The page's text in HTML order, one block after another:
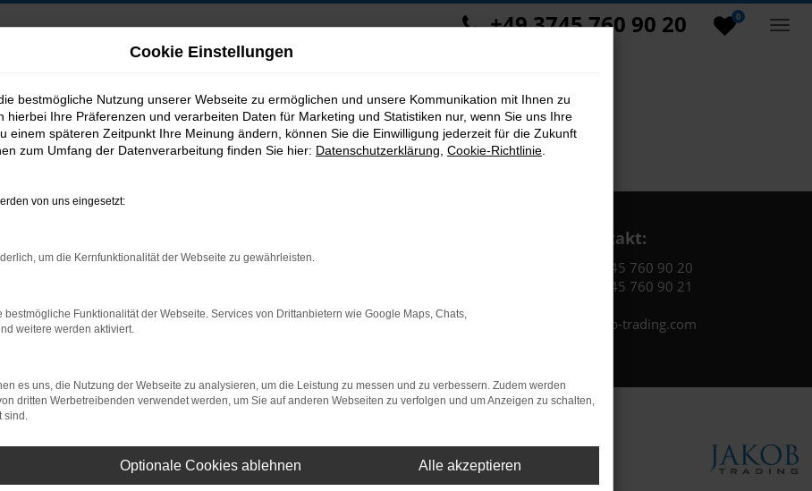
0
+49 3745 760 90 20
B2B-Shop
Jakob Trading GmbH
D-08223 Neustadt/Vogtland
Kontakt:
Tel.: +49 3745 760 90 20
Fax: +49 3745 760 90 21
Mail: fj@jakob-trading.com
| fj@jakob-trading.com |Webdesign by audaris.de
Cookie Einstellungen
bestmögliche Nutzung unserer Webseite zu ermöglichen und unsere Kommunikation mit Ihnen zu
hierbei Ihre Präferenzen und verarbeiten Daten für Marketing und Statistiken nur, wenn Sie uns Ihre
einem späteren Zeitpunkt Ihre Meinung ändern, können Sie die Einwilligung jederzeit für die Zukunft
zum Umfang der Datenverarbeitung finden Sie hier: Datenschutzerklärung Cookie-Richtlinie
von uns eingesetzt:
um die Kernfunktionalität der Webseite zu gewährleisten.
bestmögliche Funktionalität der Webseite. Services von Drittanbietern wie Google Maps, Chats,
weitere werden aktiviert.
es uns, die Nutzung der Webseite zu analysieren, um die Leistung zu messen und zu verbessern. Zudem werden
dritten Werbetreibenden verwendet werden, um Sie auf anderen Webseiten zu verfolgen und um Anzeigen zu schalten,
sind.
Optionale Cookies ablehnen Alle akzeptieren